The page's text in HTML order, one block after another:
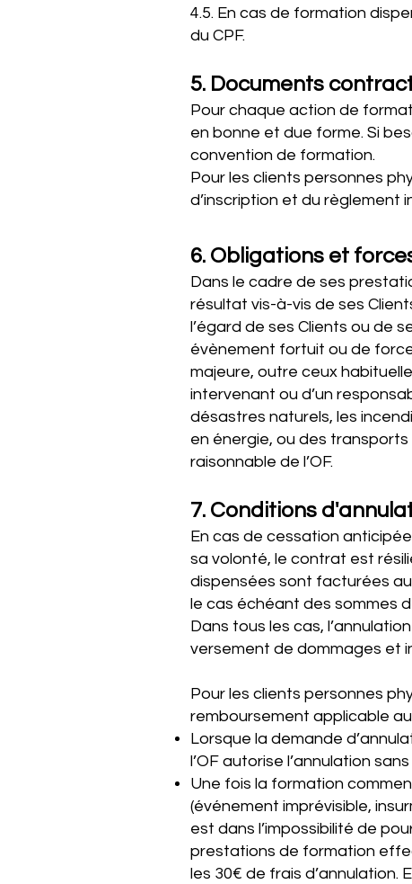
4.5. En cas de formation
du CPF.
5. Documents
Pour chaque action de
en bonne et due forme. Si
convention de formation.
Pour les clients personnes
d’inscription et du règlement
6. Obligations et
Dans le cadre de ses
résultat vis-à-vis de ses
l’égard de ses Clients ou de
évènement fortuit ou de
majeure, outre ceux
intervenant ou d’un
désastres naturels, les
en énergie, ou des
raisonnable de l’OF.
7. Conditions
En cas de cessation
sa volonté, le contrat est
dispensées sont facturées
le cas échéant des sommes
Dans tous les cas,
versement de dommages et
Pour les clients personnes
remboursement applicable
Lorsque la demande
l’OF autorise l’annulation
Une fois la formation
(événement imprévisible,
est dans l’impossibilité de
prestations de formation
les 30€ de frais d’annulation.